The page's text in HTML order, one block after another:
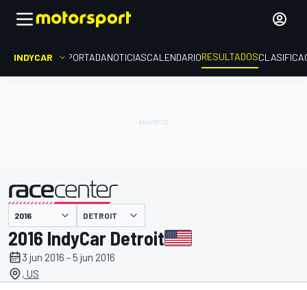
INDYCAR PORTADANOTICIASCALENDARIORESULTADOS
presentado por DETROIT
2016 IndyCar Detroit
3 jun 2016 - 5 jun 2016
, US